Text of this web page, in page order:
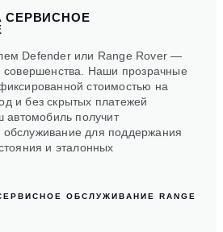
СЕРВИСНОЕ
Defender или Range Rover —
совершенства. Наши прозрачные
стоимостью на
и без скрытых платежей
автомобиль получит
для поддержания
и эталонных
ОБСЛУЖИВАНИЕ RANGE